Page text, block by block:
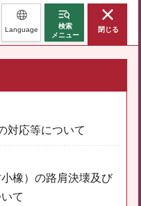
Language
検索
メニュー
閉じる
対応等について
橡）の路肩決壊及び
て